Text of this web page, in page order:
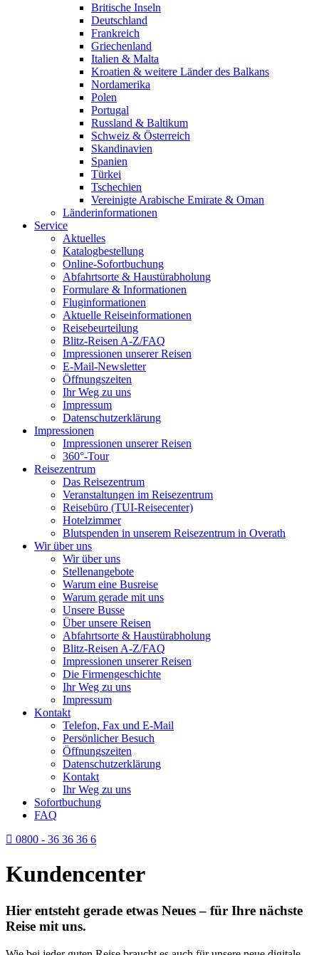
Britische Inseln
Deutschland
Frankreich
Griechenland
Italien & Malta
Kroatien & weitere Länder des Balkans
Nordamerika
Polen
Portugal
Russland & Baltikum
Schweiz & Österreich
Skandinavien
Spanien
Türkei
Tschechien
Vereinigte Arabische Emirate & Oman
Länderinformationen
Service
Aktuelles
Katalogbestellung
Online-Sofortbuchung
Abfahrtsorte & Haustürabholung
Formulare & Informationen
Fluginformationen
Aktuelle Reiseinformationen
Reisebeurteilung
Blitz-Reisen A-Z/FAQ
Impressionen unserer Reisen
E-Mail-Newsletter
Öffnungszeiten
Ihr Weg zu uns
Impressum
Datenschutzerklärung
Impressionen
Impressionen unserer Reisen
360°-Tour
Reisezentrum
Das Reisezentrum
Veranstaltungen im Reisezentrum
Reisebüro (TUI-Reisecenter)
Hotelzimmer
Blutspenden in unserem Reisezentrum in Overath
Wir über uns
Wir über uns
Stellenangebote
Warum eine Busreise
Warum gerade mit uns
Unsere Busse
Über unsere Reisen
Abfahrtsorte & Haustürabholung
Blitz-Reisen A-Z/FAQ
Impressionen unserer Reisen
Die Firmengeschichte
Ihr Weg zu uns
Impressum
Kontakt
Telefon, Fax und E-Mail
Persönlicher Besuch
Öffnungszeiten
Datenschutzerklärung
Kontakt
Ihr Weg zu uns
Sofortbuchung
FAQ
0800 - 36 36 36 6
Kundencenter
Hier entsteht gerade etwas Neues – für Ihre nächste
Reise mit uns.